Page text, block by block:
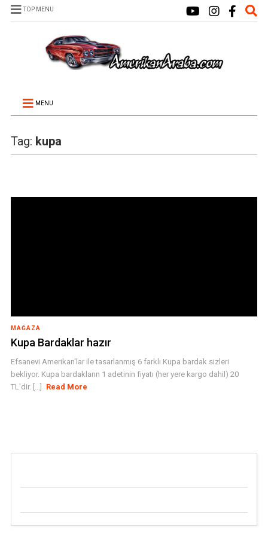
TOP MENU
MENU
Tag: kupa
MAĞAZA
Kupa Bardaklar hazır
Efsanevi Amerikan'lar ile tasarlanmış 6 farklı Kupa bardak sizleri
bekliyor. Kupa bardakların 1 adetinin fiyatı (her yere kargo dahil) 20
TL'dir. [...]
Read More